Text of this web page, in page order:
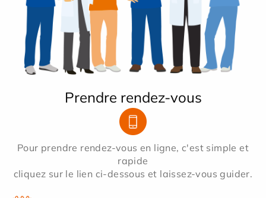
Prendre rendez-vous
Pour prendre rendez-vous en ligne, c'est simple et
rapide
cliquez sur le lien ci-dessous et laissez-vous guider.